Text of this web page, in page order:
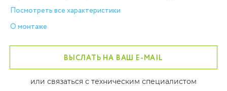
Посмотреть все характеристики
О монтаже
ВЫСЛАТЬ НА ВАШ E-MAIL
или связаться с техническим специалистом